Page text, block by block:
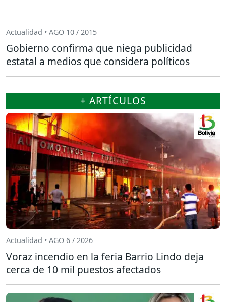
Actualidad • AGO 10 / 2015
Gobierno confirma que niega publicidad
estatal a medios que considera políticos
+ ARTÍCULOS
Actualidad • AGO 6 / 2026
Voraz incendio en la feria Barrio Lindo deja
cerca de 10 mil puestos afectados